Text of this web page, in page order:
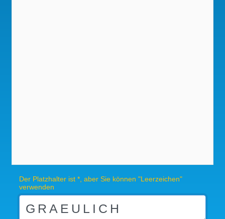
Der Platzhalter ist *, aber Sie können "Leerzeichen"
verwenden